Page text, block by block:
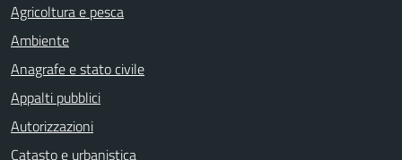
Agricoltura e pesca
Ambiente
Anagrafe e stato civile
Appalti pubblici
Autorizzazioni
Catasto e urbanistica